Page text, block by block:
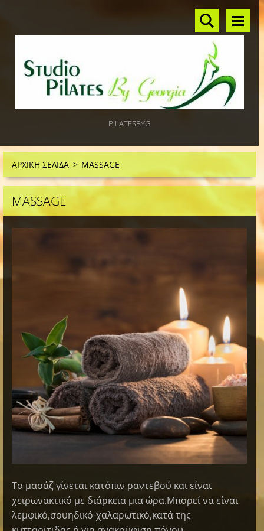
PILATESBYG
ΑΡΧΙΚΗ ΣΕΛΙΔΑ > MASSAGE
MASSAGE
Το μασάζ γίνεται κατόπιν ραντεβού και είναι
χειρωνακτικό με διάρκεια μια ώρα.Μπορεί να είναι
λεμφικό,σουηδικό-χαλαρωτικό,κατά της